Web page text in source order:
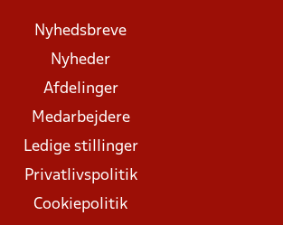
Nyhedsbreve
Nyheder
Afdelinger
Medarbejdere
Ledige stillinger
Privatlivspolitik
Cookiepolitik